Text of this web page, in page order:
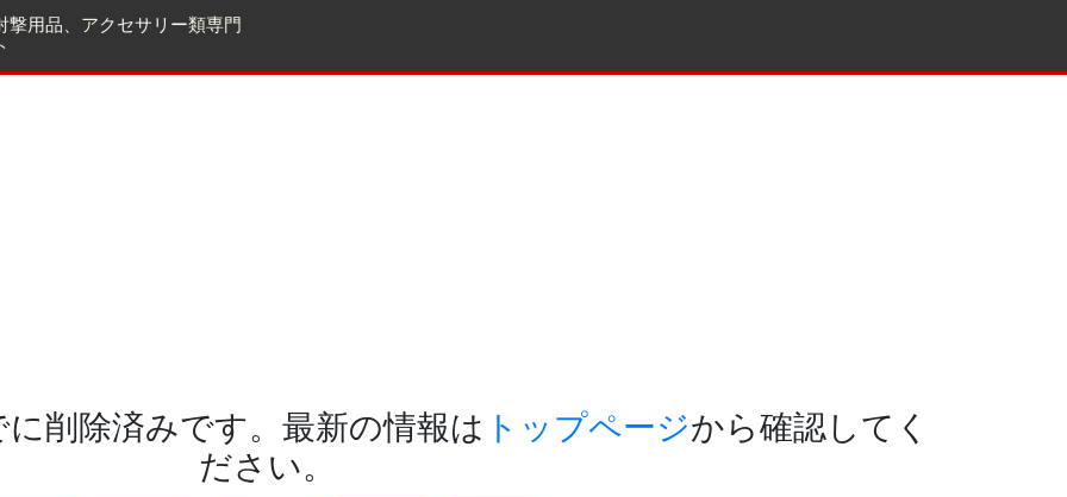
撃用品、アクセサリー類専門
削除済みです。最新の情報は トップページから確認してく
ださい。